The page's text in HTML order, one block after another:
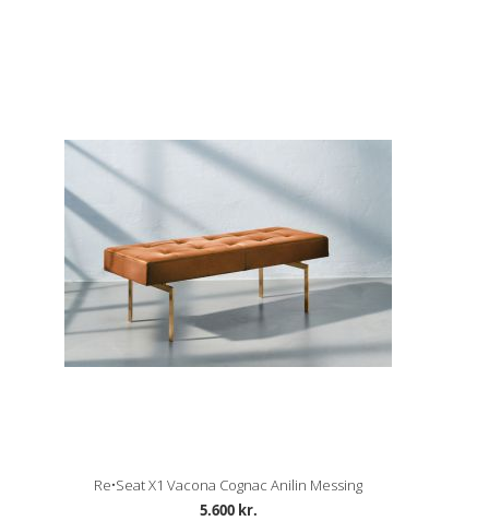
Re•Seat X1 Vacona Cognac Anilin Messing
5.600 kr.